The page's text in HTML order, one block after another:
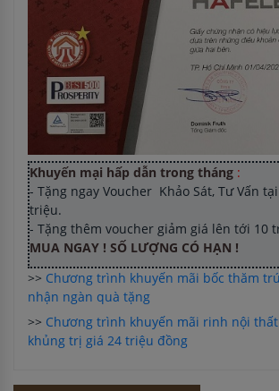
Khuyến mại hấp dẫn trong tháng :
- Tặng ngay Voucher Khảo Sát, Tư Vấn
triệu.
- Tặng thêm voucher giảm giá lên tới 10
MUA NGAY ! SỐ LƯỢNG CÓ HẠN !
>> Chương trình khuyến mãi bốc thăm
nhận ngàn quà tặng
>> Chương trình khuyến mãi rinh nội
khủng trị giá 24 triệu đồng